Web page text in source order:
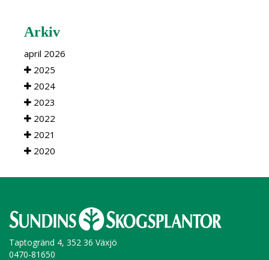
Arkiv
april 2026
2025
2024
2023
2022
2021
2020
Taptogränd 4, 352 36 Växjö
0470-81650